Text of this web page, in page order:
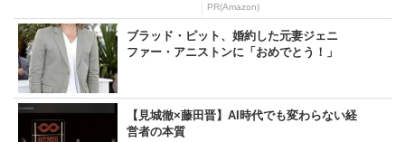
PR(Amazon)
ブラッド・ピット、婚約した元妻ジェニ
ファー・アニストンに「おめでとう！」
【見城徹×藤田晋】AI時代でも変わらない経
営者の本質